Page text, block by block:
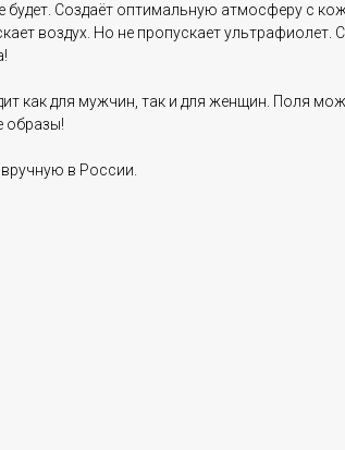
будет. Создаёт оптимальную атмосферу с
воздух. Но не пропускает
как для мужчин, так и для женщин. Поля
образы!
в России.